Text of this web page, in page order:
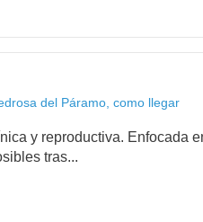
del Páramo, como llegar
y reproductiva. Enfocada
tras...